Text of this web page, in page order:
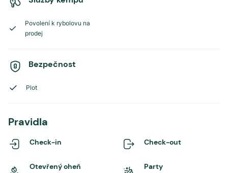
Povolení k rybolovu na
prodej
Bezpečnost
Plot
Pravidla
Check-in Check-out
Otevřený oheň Party